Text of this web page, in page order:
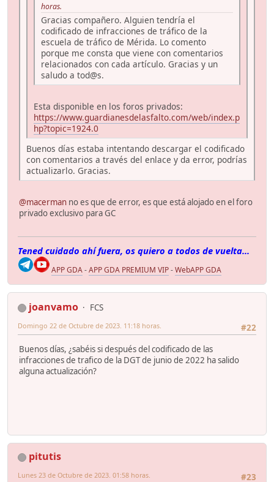
horas.
Gracias compañero. Alguien tendría el
codificado de infracciones de tráfico de la
escuela de tráfico de Mérida. Lo comento
porque me consta que viene con comentarios
relacionados con cada artículo. Gracias y un
saludo a tod@s.
Esta disponible en los foros privados:
https://www.guardianesdelasfalto.com/web/index.p
hp?topic=1924.0
Buenos días estaba intentando descargar el codificado
con comentarios a través del enlace y da error, podrías
actualizarlo. Gracias.
@macerman no es que de error, es que está alojado en el foro
privado exclusivo para GC
Tened cuidado ahí fuera, os quiero a todos de vuelta...
APP GDA-APP GDA PREMIUM VIP-WebAPP GDA
joanvamo
FCS
#22
Domingo 22 de Octubre de 2023. 11:18 horas.
Buenos días, ¿sabéis si después del codificado de las
infracciones de trafico de la DGT de junio de 2022 ha salido
alguna actualización?
pitutis
#23
Lunes 23 de Octubre de 2023. 01:58 horas.